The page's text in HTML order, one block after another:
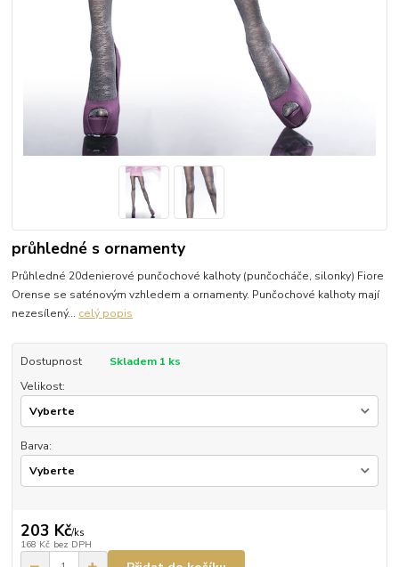
průhledné s ornamenty
Průhledné 20denierové punčochové kalhoty (punčocháče, silonky) Fiore
Orense se saténovým vzhledem a ornamenty. Punčochové kalhoty mají
nezesílený... celý popis
Dostupnost
Skladem 1 ks
Velikost:
Barva:
203 Kč/ks
168 Kč bez DPH